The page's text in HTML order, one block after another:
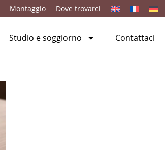
Montaggio Dove trovarci
Studio e soggiorno Contattaci